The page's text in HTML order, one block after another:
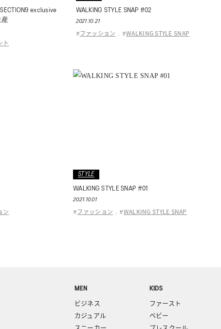
exclusive
産
ト
WALKING STYLE SNAP #02
2021.10.21
# ファッション , #WALKING STYLE SNAP
ン
STYLE
WALKING STYLE SNAP #01
2021.10.01
# ファッション , # WALKING STYLE SNAP
MEN
ビジネス
カジュアル
KIDS
ファースト
ベビー